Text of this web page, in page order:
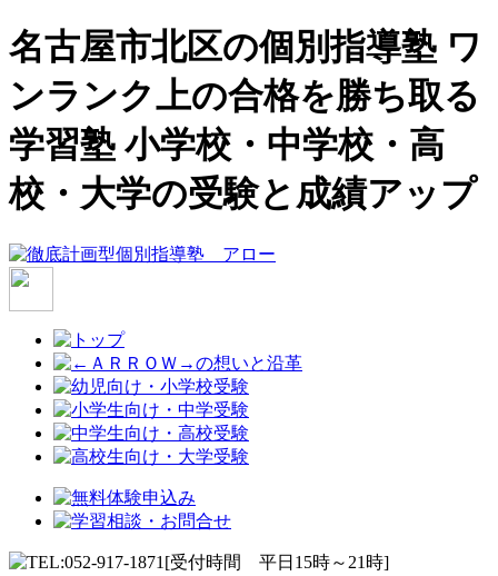
名古屋市北区の個別指導塾 ワ
ンランク上の合格を勝ち取る
学習塾 小学校・中学校・高
校・大学の受験と成績アップ